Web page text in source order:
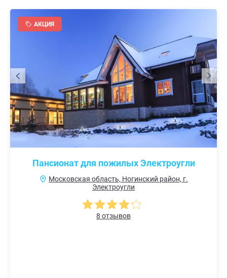
АКЦИЯ
Пансионат для пожилых Электроугли
Московская область, Ногинский район, г.
Электроугли
8 отзывов